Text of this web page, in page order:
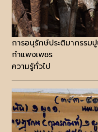
การอนุรักษ์ประติมากรรม
กำแพงเพชร
ความรู้ทั่วไป